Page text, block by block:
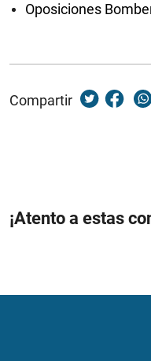
Oposiciones
Compartir
¡Atento a estas